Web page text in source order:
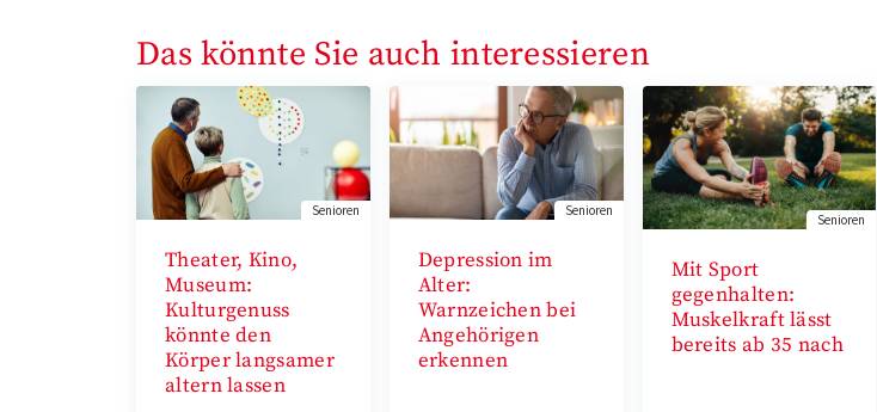
Das könnte Sie auch interessieren
Senioren
Theater, Kino,
Museum:
Kulturgenuss
könnte den
Körper langsamer
altern lassen
Senioren
Depression im
Alter:
Warnzeichen bei
Angehörigen
erkennen
Senioren
Mit Sport
gegenhalten:
Muskelkraft lässt
bereits ab 35 nach